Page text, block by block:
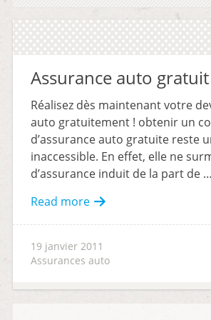
Assurance auto gratuit
Réalisez dès maintenant votre
auto gratuitement ! obtenir un
d’assurance auto gratuite reste
inaccessible. En effet, elle ne
d’assurance induit de la part de …
Read more
19 janvier 2011
Assurances auto